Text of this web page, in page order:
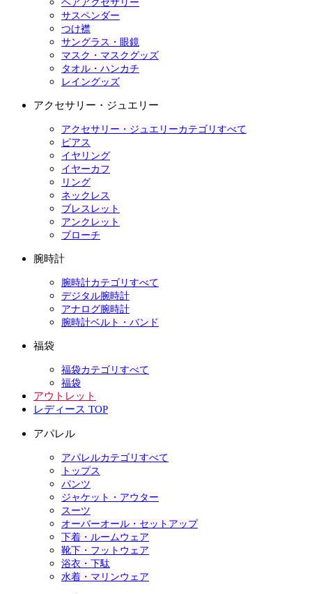
ヘアアクセサリー
サスペンダー
つけ襟
サングラス・眼鏡
マスク・マスクグッズ
タオル・ハンカチ
レイングッズ
アクセサリー・ジュエリー
アクセサリー・ジュエリーカテゴリすべて
ピアス
イヤリング
イヤーカフ
リング
ネックレス
ブレスレット
アンクレット
ブローチ
腕時計
腕時計カテゴリすべて
デジタル腕時計
アナログ腕時計
腕時計ベルト・バンド
福袋
福袋カテゴリすべて
福袋
アウトレット
レディース TOP
アパレル
アパレルカテゴリすべて
トップス
パンツ
ジャケット・アウター
スーツ
オーバーオール・セットアップ
下着・ルームウェア
靴下・フットウェア
浴衣・下駄
水着・マリンウェア